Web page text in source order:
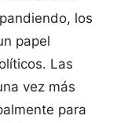
los
papel
Las
vez más
para